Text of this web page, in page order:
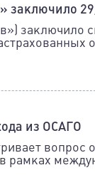
заключило
заключило
из ОСАГО
рамках